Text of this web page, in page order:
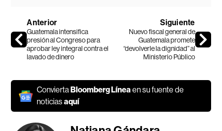
Anterior
Guatemala intensifica
presión al Congreso para
aprobar ley integral contra el
lavado de dinero
Siguiente
Nuevo fiscal general de
Guatemala promete
“devolverle la dignidad” al
Ministerio Público
Convierta Bloomberg Líneaen su fuente de
noticiasaquí